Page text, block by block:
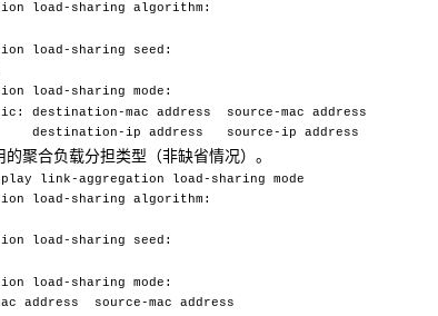
load-sharing algorithm:
load-sharing seed:
load-sharing mode:
destination-mac address source-mac address
ip address source-ip address
聚合负载分担类型（非缺省情况）。
link-aggregation load-sharing mode
load-sharing algorithm:
load-sharing seed:
load-sharing mode:
address source-mac address